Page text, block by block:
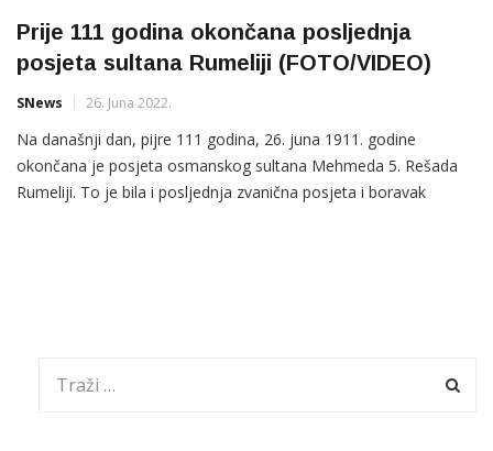
Prije 111 godina okončana posljednja
posjeta sultana Rumeliji (FOTO/VIDEO)
SNews 26. Juna 2022.
Na današnji dan, pijre 111 godina, 26. juna 1911. godine
okončana je posjeta osmanskog sultana Mehmeda 5. Rešada
Rumeliji. To je bila i posljednja zvanična posjeta i boravak